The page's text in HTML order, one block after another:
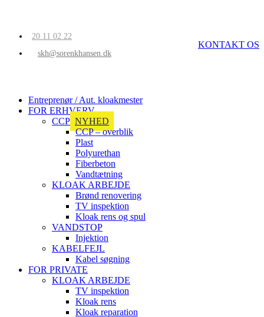
20 11 02 22
skh@sorenkhansen.dk
KONTAKT OS
Entreprenør / Aut. kloakmester
FOR ERHVERV
CCP NYHED
CCP – overblik
Plast
Polyurethan
Fiberbeton
Vandtætning
KLOAK ARBEJDE
Brønd renovering
TV inspektion
Kloak rens og spul
VANDSTOP
Injektion
KABELFEJL
Kabel søgning
FOR PRIVATE
KLOAK ARBEJDE
TV inspektion
Kloak rens
Kloak reparation